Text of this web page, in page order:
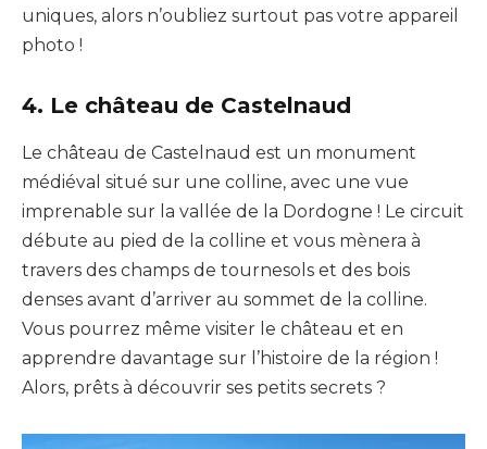
uniques, alors n’oubliez surtout pas votre appareil
photo !
4. Le château de Castelnaud
Le château de Castelnaud est un monument
médiéval situé sur une colline, avec une vue
imprenable sur la vallée de la Dordogne ! Le circuit
débute au pied de la colline et vous mènera à
travers des champs de tournesols et des bois
denses avant d’arriver au sommet de la colline.
Vous pourrez même visiter le château et en
apprendre davantage sur l’histoire de la région !
Alors, prêts à découvrir ses petits secrets ?